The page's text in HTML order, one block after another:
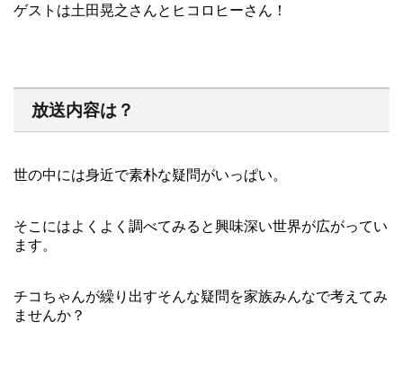
ゲストは土田晃之さんとヒコロヒーさん！
放送内容は？
世の中には身近で素朴な疑問がいっぱい。
そこにはよくよく調べてみると興味深い世界が広がってい
ます。
チコちゃんが繰り出すそんな疑問を家族みんなで考えてみ
ませんか？